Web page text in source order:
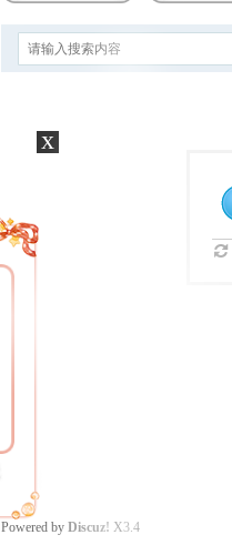
Powered by Discuz! X3.4
x